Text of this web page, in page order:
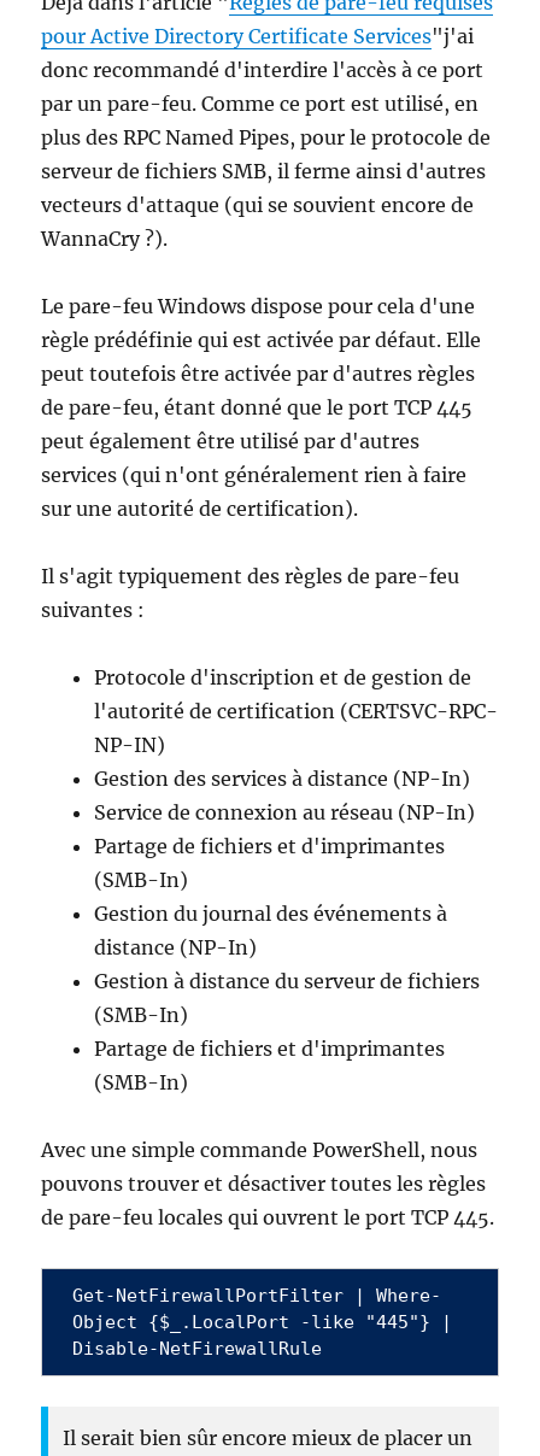
pour Active Directory Certificate Services"j'ai
donc recommandé d'interdire l'accès à ce port
par un pare-feu. Comme ce port est utilisé, en
plus des RPC Named Pipes, pour le protocole de
serveur de fichiers SMB, il ferme ainsi d'autres
vecteurs d'attaque (qui se souvient encore de
WannaCry ?).
Le pare-feu Windows dispose pour cela d'une
règle prédéfinie qui est activée par défaut. Elle
peut toutefois être activée par d'autres règles
de pare-feu, étant donné que le port TCP 445
peut également être utilisé par d'autres
services (qui n'ont généralement rien à faire
sur une autorité de certification).
Il s'agit typiquement des règles de pare-feu
suivantes :
Protocole d'inscription et de gestion de
l'autorité de certification (CERTSVC-RPC-
NP-IN)
Gestion des services à distance (NP-In)
Service de connexion au réseau (NP-In)
Partage de fichiers et d'imprimantes
(SMB-In)
Gestion du journal des événements à
distance (NP-In)
Gestion à distance du serveur de fichiers
(SMB-In)
Partage de fichiers et d'imprimantes
(SMB-In)
Avec une simple commande PowerShell, nous
pouvons trouver et désactiver toutes les règles
de pare-feu locales qui ouvrent le port TCP 445.
Get-NetFirewallPortFilter | Where-
Object {$_.LocalPort -like "445"} |
Disable-NetFirewallRule
Il serait bien sûr encore mieux de placer un